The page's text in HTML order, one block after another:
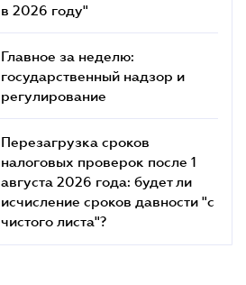
в 2026 году"
Главное за неделю:
государственный надзор и
регулирование
Перезагрузка сроков
налоговых проверок после 1
августа 2026 года: будет ли
исчисление сроков давности "с
чистого листа"?